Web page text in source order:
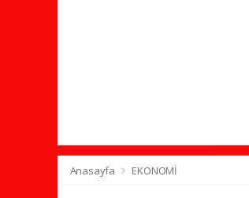
Anasayfa EKONOMİ